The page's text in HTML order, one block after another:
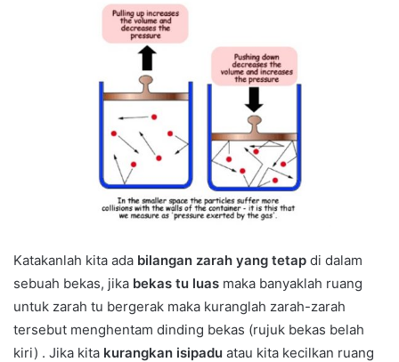
Katakanlah kita ada bilangan zarah yang tetap di dalam
sebuah bekas, jika bekas tu luas maka banyaklah ruang
untuk zarah tu bergerak maka kuranglah zarah-zarah
tersebut menghentam dinding bekas (rujuk bekas belah
kiri) . Jika kita kurangkan isipadu atau kita kecilkan ruang